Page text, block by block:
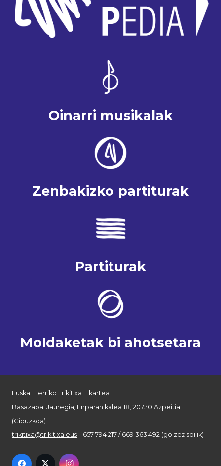
Oinarri musikalak
Zenbakizko partiturak
Partiturak
Moldaketak bi ahotsetara
Euskal Herriko Trikitixa Elkartea
Basazabal Jauregia, Enparan kalea 18, 20730 Azpeitia
(Gipuzkoa)
trikitixa@trikitixa.eus | 657 794 217 / 669 363 492 (goizez soilik)